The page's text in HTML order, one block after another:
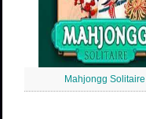
Mahjongg Solitaire